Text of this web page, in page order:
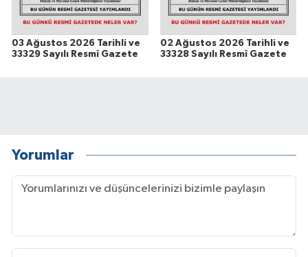
03 Ağustos 2026 Tarihli ve
33329 Sayılı Resmî Gazete
02 Ağustos 2026 Tarihli ve
33328 Sayılı Resmî Gazete
Yorumlar